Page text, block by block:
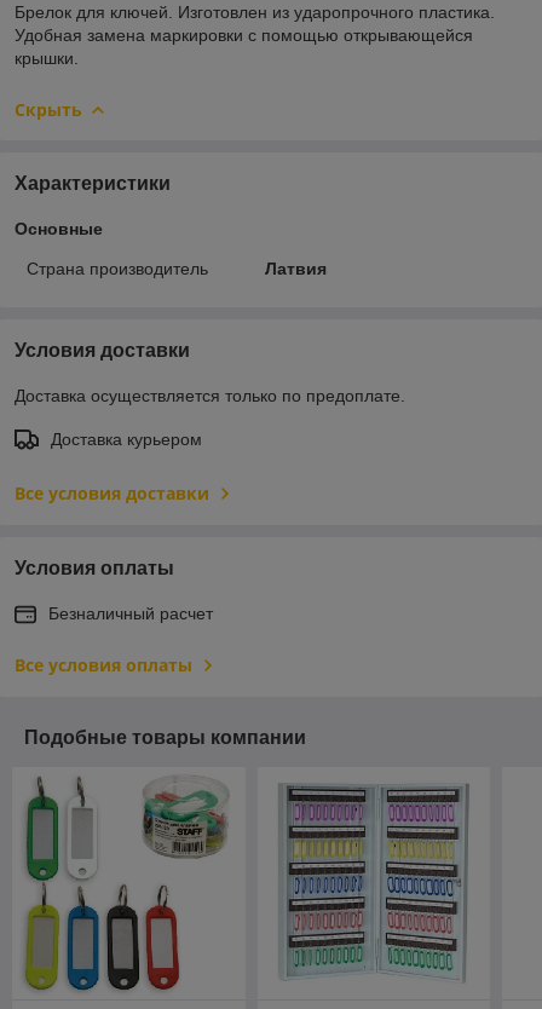
Брелок для ключей. Изготовлен из ударопрочного пластика.
Удобная замена маркировки с помощью открывающейся
крышки.
Скрыть
Характеристики
Основные
Страна производитель Латвия
Условия доставки
Доставка осуществляется только по предоплате.
Доставка курьером
Все условия доставки
Условия оплаты
Безналичный расчет
Все условия оплаты
Подобные товары компании